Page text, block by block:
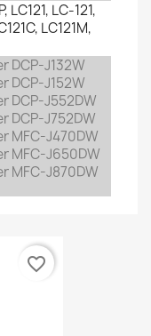
LC121, LC-121,
LC121M,
DCP-J132W
DCP-J152W
DCP-J552DW
DCP-J752DW
MFC-J470DW
MFC-J650DW
MFC-J870DW
favorite_border